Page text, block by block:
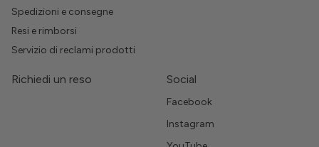
Spedizioni e consegne
Resi e rimborsi
Servizio di reclami prodotti
Richiedi un reso Social
Facebook
Instagram